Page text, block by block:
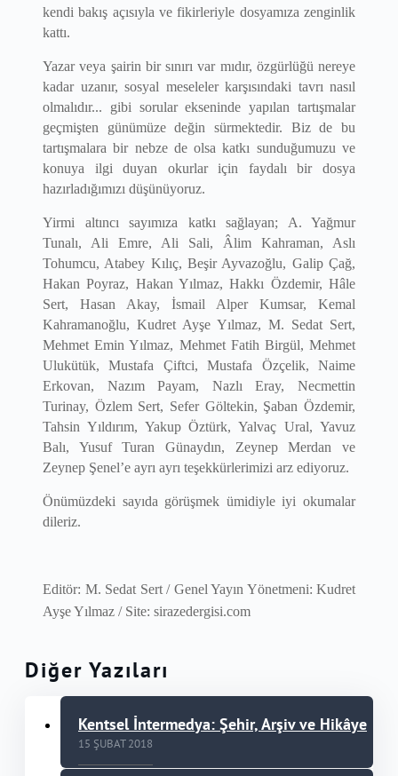
kendi bakış açısıyla ve fikirleriyle dosyamıza zenginlik
kattı.
Yazar veya şairin bir sınırı var mıdır, özgürlüğü nereye
kadar uzanır, sosyal meseleler karşısındaki tavrı nasıl
olmalıdır... gibi sorular ekseninde yapılan tartışmalar
geçmişten günümüze değin sürmektedir. Biz de bu
tartışmalara bir nebze de olsa katkı sunduğumuzu ve
konuya ilgi duyan okurlar için faydalı bir dosya
hazırladığımızı düşünüyoruz.
Yirmi altıncı sayımıza katkı sağlayan; A. Yağmur
Tunalı, Ali Emre, Ali Sali, Âlim Kahraman, Aslı
Tohumcu, Atabey Kılıç, Beşir Ayvazoğlu, Galip Çağ,
Hakan Poyraz, Hakan Yılmaz, Hakkı Özdemir, Hâle
Sert, Hasan Akay, İsmail Alper Kumsar, Kemal
Kahramanoğlu, Kudret Ayşe Yılmaz, M. Sedat Sert,
Mehmet Emin Yılmaz, Mehmet Fatih Birgül, Mehmet
Ulukütük, Mustafa Çiftci, Mustafa Özçelik, Naime
Erkovan, Nazım Payam, Nazlı Eray, Necmettin
Turinay, Özlem Sert, Sefer Göltekin, Şaban Özdemir,
Tahsin Yıldırım, Yakup Öztürk, Yalvaç Ural, Yavuz
Balı, Yusuf Turan Günaydın, Zeynep Merdan ve
Zeynep Şenel’e ayrı ayrı teşekkürlerimizi arz ediyoruz.
Önümüzdeki sayıda görüşmek ümidiyle iyi okumalar
dileriz.
Editör: M. Sedat Sert / Genel Yayın Yönetmeni: Kudret
Ayşe Yılmaz / Site: sirazedergisi.com
Diğer Yazıları
Kentsel İntermedya: Şehir, Arşiv ve Hikâye
15 ŞUBAT 2018